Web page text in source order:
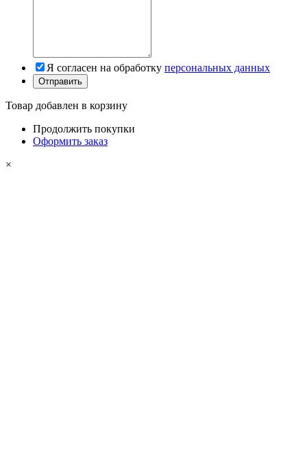
Я согласен на обработку персональных данных
Товар добавлен в корзину
Продолжить покупки
Оформить заказ
×